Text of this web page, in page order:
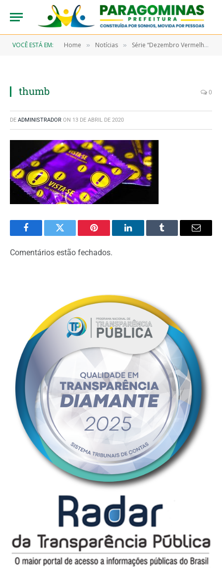
VOCÊ ESTÁ EM: Home » Notícias » Série “Dezembro Vermelho” – Como usar a camisinha?
thumb 0
DE ADMINISTRADOR ON 13 DE ABRIL DE 2020
FacebookTwitter Pinterest LinkedInTumblr Email
Comentários estão fechados.